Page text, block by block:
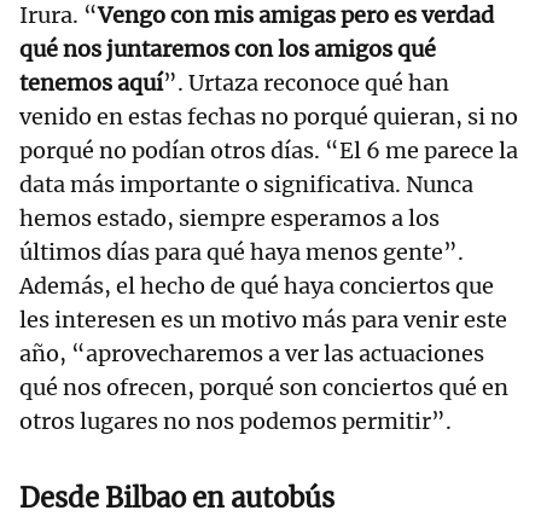
Irura. “Vengo con mis amigas pero es verdad
qué nos juntaremos con los amigos qué
tenemos aquí”. Urtaza reconoce qué han
venido en estas fechas no porqué quieran, si no
porqué no podían otros días. “El 6 me parece la
data más importante o significativa. Nunca
hemos estado, siempre esperamos a los
últimos días para qué haya menos gente”.
Además, el hecho de qué haya conciertos que
les interesen es un motivo más para venir este
año, “aprovecharemos a ver las actuaciones
qué nos ofrecen, porqué son conciertos qué en
otros lugares no nos podemos permitir”.
Desde Bilbao en autobús